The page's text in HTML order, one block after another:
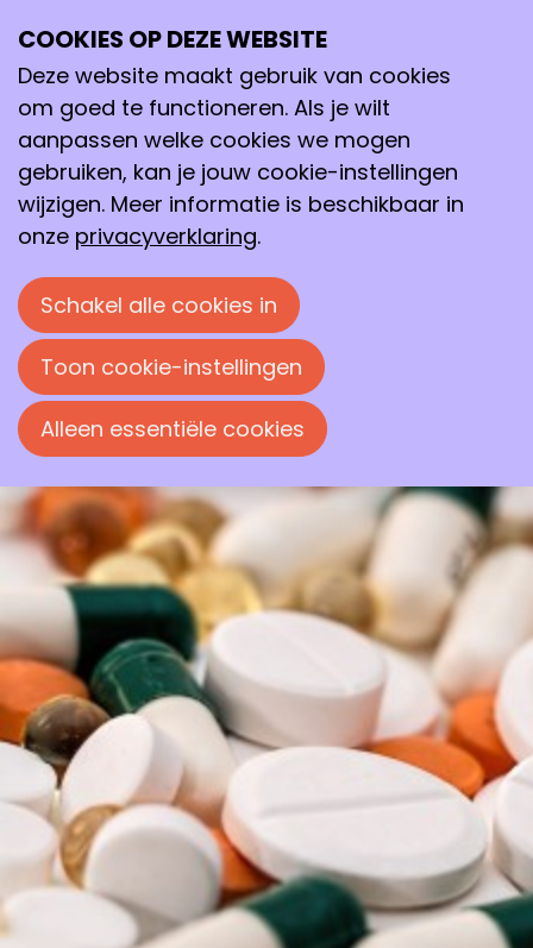
21
2025
09:00
- 16:00
HAN University of Applied Sciences
SOC Autumn Symposium 2025
The theme is 'Biobased innovations and
Drug Discovery'.
COOKIES OP DEZE WEBSITE
Deze website maakt gebruik van cookies
om goed te functioneren. Als je wilt
aanpassen welke cookies we mogen
gebruiken, kan je jouw cookie-instellingen
wijzigen. Meer informatie is beschikbaar in
onze privacyverklaring.
Schakel alle cookies in
Toon cookie-instellingen
Alleen essentiële cookies